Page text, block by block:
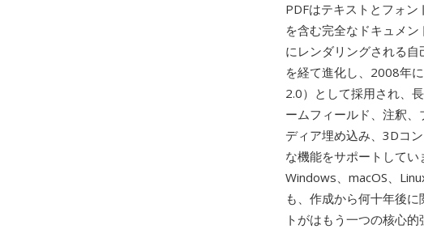
PDFはテキストとフォ
を含む完全なドキュメ
にレンダリングされる
を経て進化し、2008年
2.0）として採用され、
ームフィールド、注釈
ディア埋め込み、3Dコ
な機能をサポートして
Windows、macOS、
も、作成から何十年後
トがはもう一つの核心